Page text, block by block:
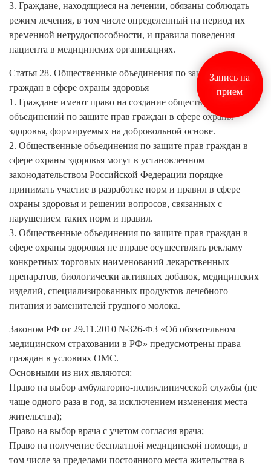
3. Граждане, находящиеся на лечении, обязаны соблюдать
режим лечения, в том числе определенный на период их
временной нетрудоспособности, и правила поведения
пациента в медицинских организациях.
Статья 28. Общественные объединения по защите прав
граждан в сфере охраны здоровья
1. Граждане имеют право на создание общественных
объединений по защите прав граждан в сфере охраны
здоровья, формируемых на добровольной основе.
2. Общественные объединения по защите прав граждан в
сфере охраны здоровья могут в установленном
законодательством Российской Федерации порядке
принимать участие в разработке норм и правил в сфере
охраны здоровья и решении вопросов, связанных с
нарушением таких норм и правил.
3. Общественные объединения по защите прав граждан в
сфере охраны здоровья не вправе осуществлять рекламу
конкретных торговых наименований лекарственных
препаратов, биологически активных добавок, медицинских
изделий, специализированных продуктов лечебного
питания и заменителей грудного молока.
Законом РФ от 29.11.2010 №326-ФЗ «Об обязательном
медицинском страховании в РФ» предусмотрены права
граждан в условиях ОМС.
Основными из них являются:
Право на выбор амбулаторно-поликлинической службы (не
чаще одного раза в год, за исключением изменения места
жительства);
Право на выбор врача с учетом согласия врача;
Право на получение бесплатной медицинской помощи, в
том числе за пределами постоянного места жительства в
Запись на
прием